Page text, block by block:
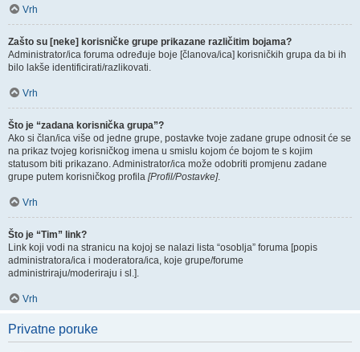
Vrh
Zašto su [neke] korisničke grupe prikazane različitim bojama?
Administrator/ica foruma određuje boje [članova/ica] korisničkih grupa da bi ih
bilo lakše identificirati/razlikovati.
Vrh
Što je “zadana korisnička grupa”?
Ako si član/ica više od jedne grupe, postavke tvoje zadane grupe odnosit će se
na prikaz tvojeg korisničkog imena u smislu kojom će bojom te s kojim
statusom biti prikazano. Administrator/ica može odobriti promjenu zadane
grupe putem korisničkog profila [Profil/Postavke].
Vrh
Što je “Tim” link?
Link koji vodi na stranicu na kojoj se nalazi lista “osoblja” foruma [popis
administratora/ica i moderatora/ica, koje grupe/forume
administriraju/moderiraju i sl.].
Vrh
Privatne poruke